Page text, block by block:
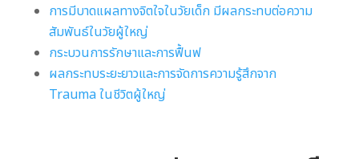
การมีบาดแผลทางจิตใจในวัยเด็ก มีผลกระทบต่อความ
สัมพันธ์ในวัยผู้ใหญ่
กระบวนการรักษาและการฟื้นฟ
ผลกระทบระยะยาวและการจัดการความรู้สึกจาก
Trauma ในชีวิตผู้ใหญ่